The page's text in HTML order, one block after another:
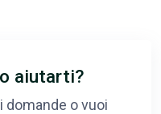
aiutarti?
domande o vuoi